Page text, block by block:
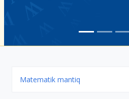
Matematik mantiq